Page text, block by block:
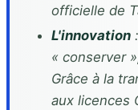
officielle de
L'innovation
« conserver
Grâce à la
aux licences